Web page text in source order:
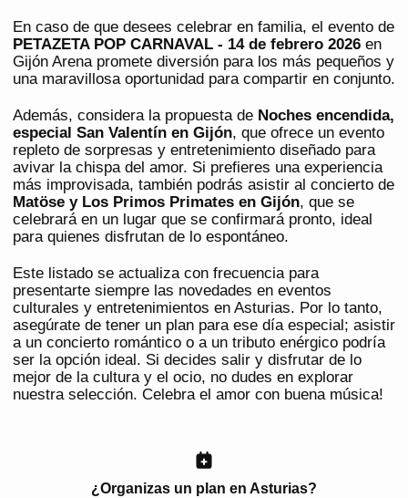
En caso de que desees celebrar en familia, el evento de
PETAZETA POP CARNAVAL - 14 de febrero 2026 en
Gijón Arena promete diversión para los más pequeños y
una maravillosa oportunidad para compartir en conjunto.
Además, considera la propuesta de Noches encendida,
especial San Valentín en Gijón, que ofrece un evento
repleto de sorpresas y entretenimiento diseñado para
avivar la chispa del amor. Si prefieres una experiencia
más improvisada, también podrás asistir al concierto de
Matöse y Los Primos Primates en Gijón, que se
celebrará en un lugar que se confirmará pronto, ideal
para quienes disfrutan de lo espontáneo.
Este listado se actualiza con frecuencia para
presentarte siempre las novedades en eventos
culturales y entretenimientos en Asturias. Por lo tanto,
asegúrate de tener un plan para ese día especial; asistir
a un concierto romántico o a un tributo enérgico podría
ser la opción ideal. Si decides salir y disfrutar de lo
mejor de la cultura y el ocio, no dudes en explorar
nuestra selección. Celebra el amor con buena música!
¿Organizas un plan en Asturias?